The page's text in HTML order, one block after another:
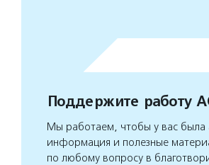
Поддержите работу
Мы работаем, чтобы у вас была
информация и полезные
по любому вопросу в